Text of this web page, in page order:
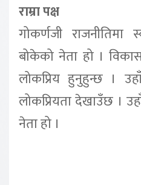
राम्रा पक्ष
गोकर्णजी राजनीतिमा
बोकेको नेता हो ।
लोकप्रिय हुनुहुन्छ ।
लोकप्रियता देखाउँछ ।
नेता हो ।